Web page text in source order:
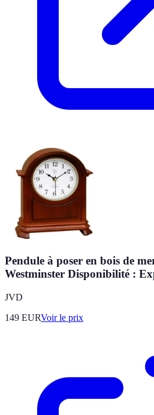
Pendule à poser en bois de
Westminster Disponibilité :
JVD
149 EURVoir le prix